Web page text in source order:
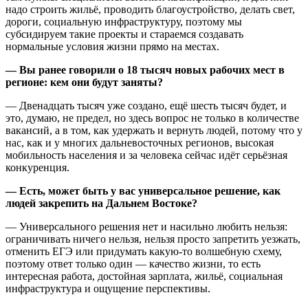
надо строить жильё, проводить благоустройство, делать свет,
дороги, социальную инфраструктуру, поэтому мы
субсидируем такие проекты и стараемся создавать
нормальные условия жизни прямо на местах.
— Вы ранее говорили о 18 тысяч новых рабочих мест в
регионе: кем они будут заняты?
— Двенадцать тысяч уже создано, ещё шесть тысяч будет, и
это, думаю, не предел, но здесь вопрос не только в количестве
вакансий, а в том, как удержать и вернуть людей, потому что у
нас, как и у многих дальневосточных регионов, высокая
мобильность населения и за человека сейчас идёт серьёзная
конкуренция.
— Есть, может быть у вас универсальное решение, как
людей закрепить на Дальнем Востоке?
— Универсального решения нет и насильно любить нельзя:
ограничивать ничего нельзя, нельзя просто запретить уезжать,
отменить ЕГЭ или придумать какую-то волшебную схему,
поэтому ответ только один — качество жизни, то есть
интересная работа, достойная зарплата, жильё, социальная
инфраструктура и ощущение перспективы.